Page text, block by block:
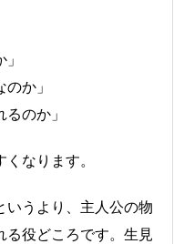
か」
のか」
なります。
いうより、主人公の物
る役どころです。生見